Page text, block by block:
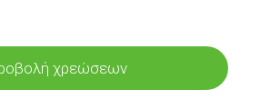
χρεώσεων